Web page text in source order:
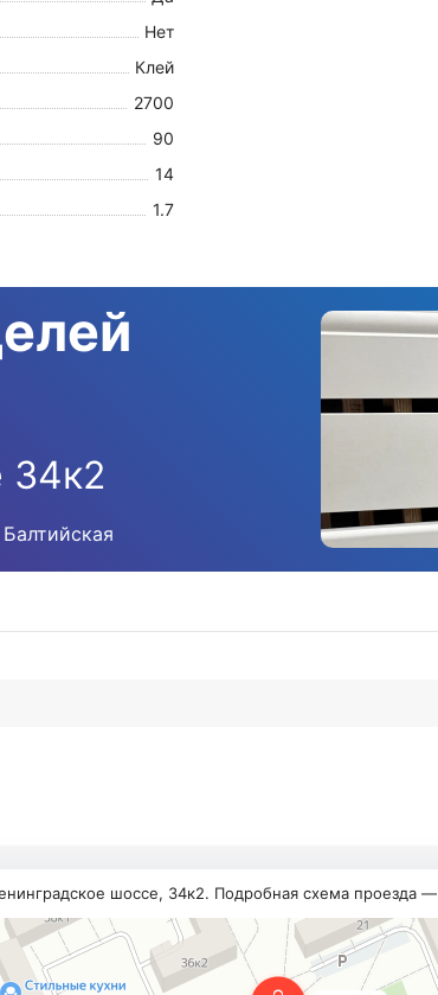
Нет
Клей
2700
90
14
1.7
34к2
шоссе, 34к2. Подробная схема проезда —